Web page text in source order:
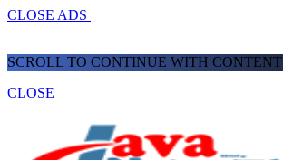
CLOSE ADS
SCROLL TO CONTINUE WITH CONTENT
CLOSE